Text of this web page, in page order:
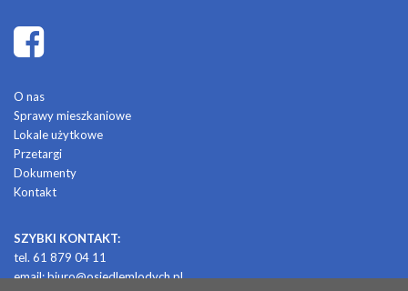
O nas
Sprawy mieszkaniowe
Lokale użytkowe
Przetargi
Dokumenty
Kontakt
SZYBKI KONTAKT:
tel. 61 879 04 11
email:biuro@osiedlemlodych.pl